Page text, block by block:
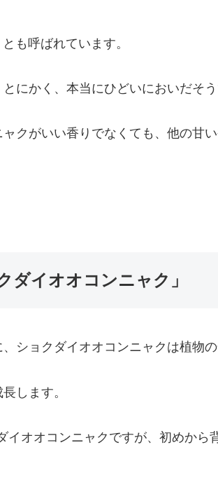
とも呼ばれています。
にかく、本当にひどいにおいだそう
クがいい香りでなくても、他の甘
ダイオオコンニャク」
ショクダイオオコンニャクは植物の
します。
イオオコンニャクですが、初めから